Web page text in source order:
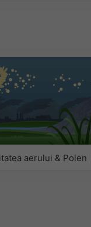
aerului & Polen